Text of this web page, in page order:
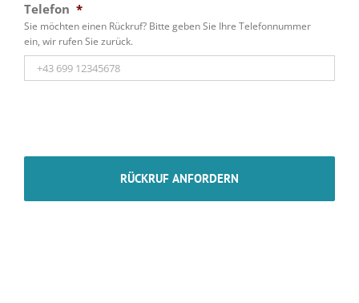
Telefon *
Sie möchten einen Rückruf? Bitte geben Sie Ihre Telefonnummer
ein, wir rufen Sie zurück.